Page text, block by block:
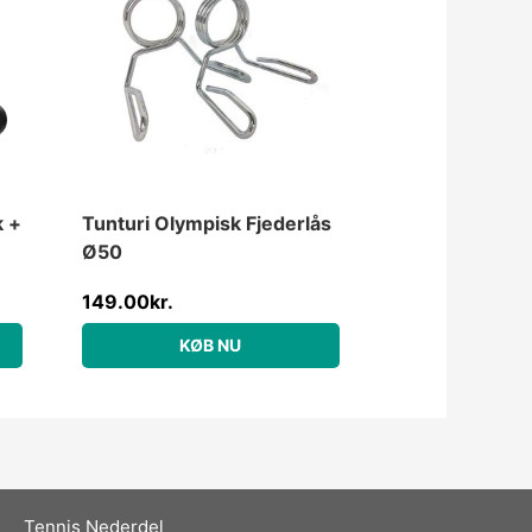
+
Tunturi Olympisk Fjederlås
Ø50
149.00kr.
KØB NU
Tennis Nederdel